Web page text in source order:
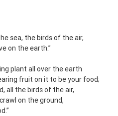
sea, the birds of the air,
on the earth.”
plant all over the earth
fruit on it to be your food;
all the birds of the air,
on the ground,